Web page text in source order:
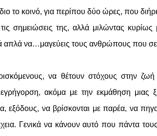
το κοινό, για περίπου δύο ώρες, που
σημειώσεις της, αλλά μιλώντας
απλά να…μαγεύεις τους ανθρώπους που
να θέτουν στόχους στην
ακόμα με την εκμάθηση μιας
εξόδους, να βρίσκονται με παρέα, να
Γενικά να κάνουν αυτό που πάντα